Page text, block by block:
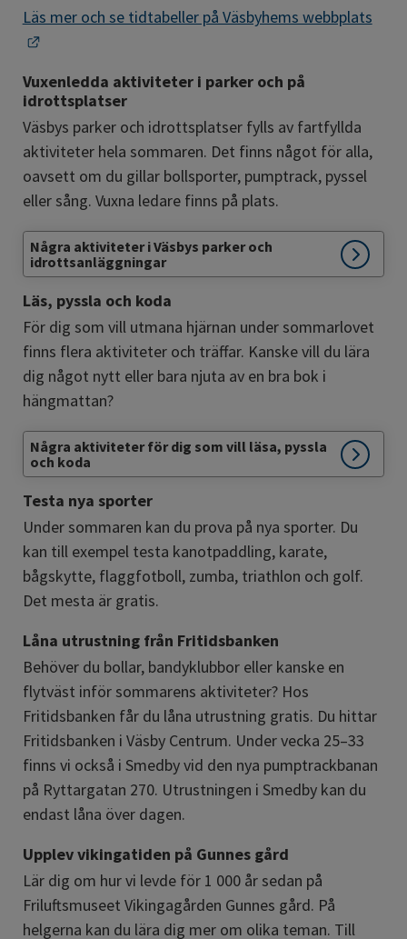
Läs mer och se tidtabeller på Väsbyhems webbplats
Länk till annan webbplats.
Vuxenledda aktiviteter i parker och på
idrottsplatser
Väsbys parker och idrottsplatser fylls av fartfyllda
aktiviteter hela sommaren. Det finns något för alla,
oavsett om du gillar bollsporter, pumptrack, pyssel
eller sång. Vuxna ledare finns på plats.
Några aktiviteter i Väsbys parker och
idrottsanläggningar
Läs, pyssla och koda
För dig som vill utmana hjärnan under sommarlovet
finns flera aktiviteter och träffar. Kanske vill du lära
dig något nytt eller bara njuta av en bra bok i
hängmattan?
Några aktiviteter för dig som vill läsa, pyssla
och koda
Testa nya sporter
Under sommaren kan du prova på nya sporter. Du
kan till exempel testa kanotpaddling, karate,
bågskytte, flaggfotboll, zumba, triathlon och golf.
Det mesta är gratis.
Låna utrustning från Fritidsbanken
Behöver du bollar, bandyklubbor eller kanske en
flytväst inför sommarens aktiviteter? Hos
Fritidsbanken får du låna utrustning gratis. Du hittar
Fritidsbanken i Väsby Centrum. Under vecka 25–33
finns vi också i Smedby vid den nya pumptrackbanan
på Ryttargatan 270. Utrustningen i Smedby kan du
endast låna över dagen.
Upplev vikingatiden på Gunnes gård
Lär dig om hur vi levde för 1 000 år sedan på
Friluftsmuseet Vikingagården Gunnes gård. På
helgerna kan du lära dig mer om olika teman. Till